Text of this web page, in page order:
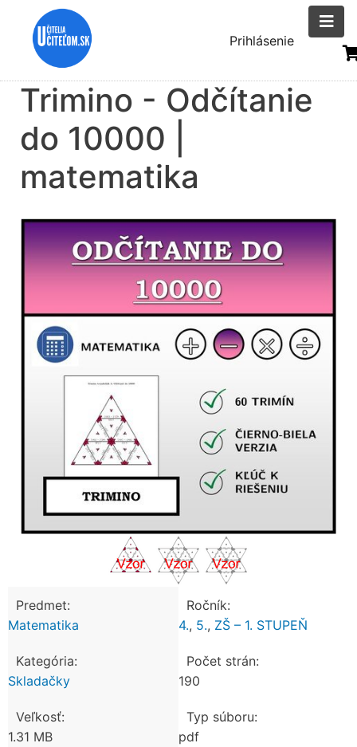
Menu
účtu
Prihlásenie
Trimino - Odčítanie
do 10000 |
matematika
Predmet:
Matematika
Ročník:
4., 5., ZŠ – 1. STUPEŇ
Kategória:
Skladačky
Počet strán:
190
Veľkosť:
1.31 MB
Typ súboru:
pdf